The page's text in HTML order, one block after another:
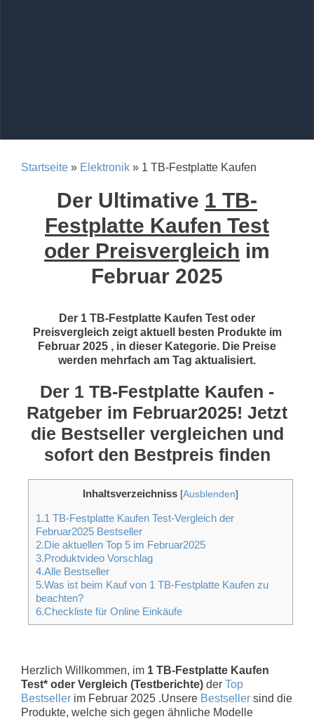
Startseite » Elektronik » 1 TB-Festplatte Kaufen
Der Ultimative 1 TB-
Festplatte Kaufen Test
oder Preisvergleich im
Februar 2025
Der 1 TB-Festplatte Kaufen Test oder
Preisvergleich zeigt aktuell besten Produkte im
Februar 2025 , in dieser Kategorie. Die Preise
werden mehrfach am Tag aktualisiert.
Der 1 TB-Festplatte Kaufen -
Ratgeber im Februar2025! Jetzt
die Bestseller vergleichen und
sofort den Bestpreis finden
Inhaltsverzeichniss [Ausblenden]
1.1 TB-Festplatte Kaufen Test-Vergleich der
Februar2025 Bestseller
2.Die aktuellen Top 5 im Februar2025
3.Produktvideo Vorschlag
4.Alle Bestseller
5.Was ist beim Kauf von 1 TB-Festplatte Kaufen zu
beachten?
6.Checkliste für Online Einkäufe
Herzlich Willkommen, im 1 TB-Festplatte Kaufen
Test* oder Vergleich (Testberichte) der Top
Bestseller im Februar 2025 .Unsere Bestseller sind die
Produkte, welche sich gegen ähnliche Modelle